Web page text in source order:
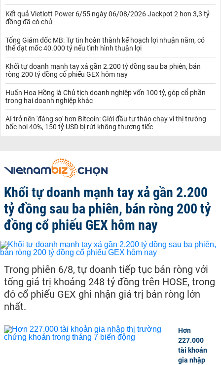
Kết quả Vietlott Power 6/55 ngày 06/08/2026 Jackpot 2 hơn 3,3 tỷ
đồng đã có chủ
Tổng Giám đốc MB: Tự tin hoàn thành kế hoạch lợi nhuận năm, có
thể đạt mốc 40.000 tỷ nếu tình hình thuận lợi
Khối tự doanh mạnh tay xả gần 2.200 tỷ đồng sau ba phiên, bán
ròng 200 tỷ đồng cổ phiếu GEX hôm nay
Huấn Hoa Hồng là Chủ tịch doanh nghiệp vốn 100 tỷ, góp cổ phần
trong hai doanh nghiệp khác
AI trở nên 'đáng sợ' hơn Bitcoin: Giới đầu tư tháo chạy vì thị trường
bốc hơi 40%, 150 tỷ USD bị rút không thương tiếc
Khối tự doanh mạnh tay xả gần 2.200
tỷ đồng sau ba phiên, bán ròng 200 tỷ
đồng cổ phiếu GEX hôm nay
Trong phiên 6/8, tự doanh tiếp tục bán ròng với
tổng giá trị khoảng 248 tỷ đồng trên HOSE, trong
đó cổ phiếu GEX ghi nhận giá trị bán ròng lớn
nhất.
Hơn
227.000
tài khoản
gia nhập